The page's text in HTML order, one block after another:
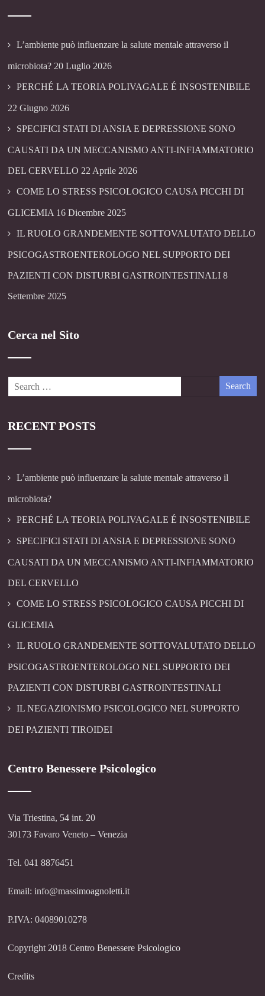
L’ambiente può influenzare la salute mentale attraverso il
microbiota? 20 Luglio 2026
PERCHÉ LA TEORIA POLIVAGALE É INSOSTENIBILE
22 Giugno 2026
SPECIFICI STATI DI ANSIA E DEPRESSIONE SONO
CAUSATI DA UN MECCANISMO ANTI-INFIAMMATORIO
DEL CERVELLO 22 Aprile 2026
COME LO STRESS PSICOLOGICO CAUSA PICCHI DI
GLICEMIA 16 Dicembre 2025
IL RUOLO GRANDEMENTE SOTTOVALUTATO DELLO
PSICOGASTROENTEROLOGO NEL SUPPORTO DEI
PAZIENTI CON DISTURBI GASTROINTESTINALI 8
Settembre 2025
Cerca nel Sito
RECENT POSTS
L’ambiente può influenzare la salute mentale attraverso il
microbiota?
PERCHÉ LA TEORIA POLIVAGALE É INSOSTENIBILE
SPECIFICI STATI DI ANSIA E DEPRESSIONE SONO
CAUSATI DA UN MECCANISMO ANTI-INFIAMMATORIO
DEL CERVELLO
COME LO STRESS PSICOLOGICO CAUSA PICCHI DI
GLICEMIA
IL RUOLO GRANDEMENTE SOTTOVALUTATO DELLO
PSICOGASTROENTEROLOGO NEL SUPPORTO DEI
PAZIENTI CON DISTURBI GASTROINTESTINALI
IL NEGAZIONISMO PSICOLOGICO NEL SUPPORTO
DEI PAZIENTI TIROIDEI
Centro Benessere Psicologico
Via Triestina, 54 int. 20
30173 Favaro Veneto – Venezia
Tel. 041 8876451
Email: info@massimoagnoletti.it
P.IVA: 04089010278
Copyright 2018 Centro Benessere Psicologico
Credits